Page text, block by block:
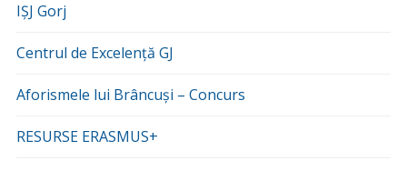
IȘJ Gorj
Centrul de Excelență GJ
Aforismele lui Brâncuși – Concurs
RESURSE ERASMUS+